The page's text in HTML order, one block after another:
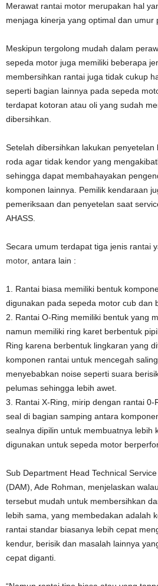
Merawat rantai motor merupakan hal
menjaga kinerja yang optimal dan umur
Meskipun tergolong mudah dalam
sepeda motor juga memiliki beberapa
membersihkan rantai juga tidak cukup
seperti bagian lainnya pada sepeda
terdapat kotoran atau oli yang sudah
dibersihkan.
Setelah dibersihkan lakukan
roda agar tidak kendor yang
sehingga dapat membahayakan
komponen lainnya. Pemilik kendaraan
pemeriksaan dan penyetelan saat
AHASS.
Secara umum terdapat tiga jenis rantai
motor, antara lain :
1. Rantai biasa memiliki bentuk
digunakan pada sepeda motor cub dan
2. Rantai O-Ring memiliki bentuk yang
namun memiliki ring karet berbentuk
Ring karena berbentuk lingkaran yang
komponen rantai untuk mencegah
menyebabkan noise seperti suara
pelumas sehingga lebih awet.
3. Rantai X-Ring, mirip dengan rantai 0-
seal di bagian samping antara
sealnya dipilin untuk membuatnya lebih
digunakan untuk sepeda motor
Sub Department Head Technical
(DAM), Ade Rohman, menjelaskan
tersebut mudah untuk membersihkan
lebih sama, yang membedakan adalah
rantai standar biasanya lebih cepat
kendur, berisik dan masalah lainnya
cepat diganti.